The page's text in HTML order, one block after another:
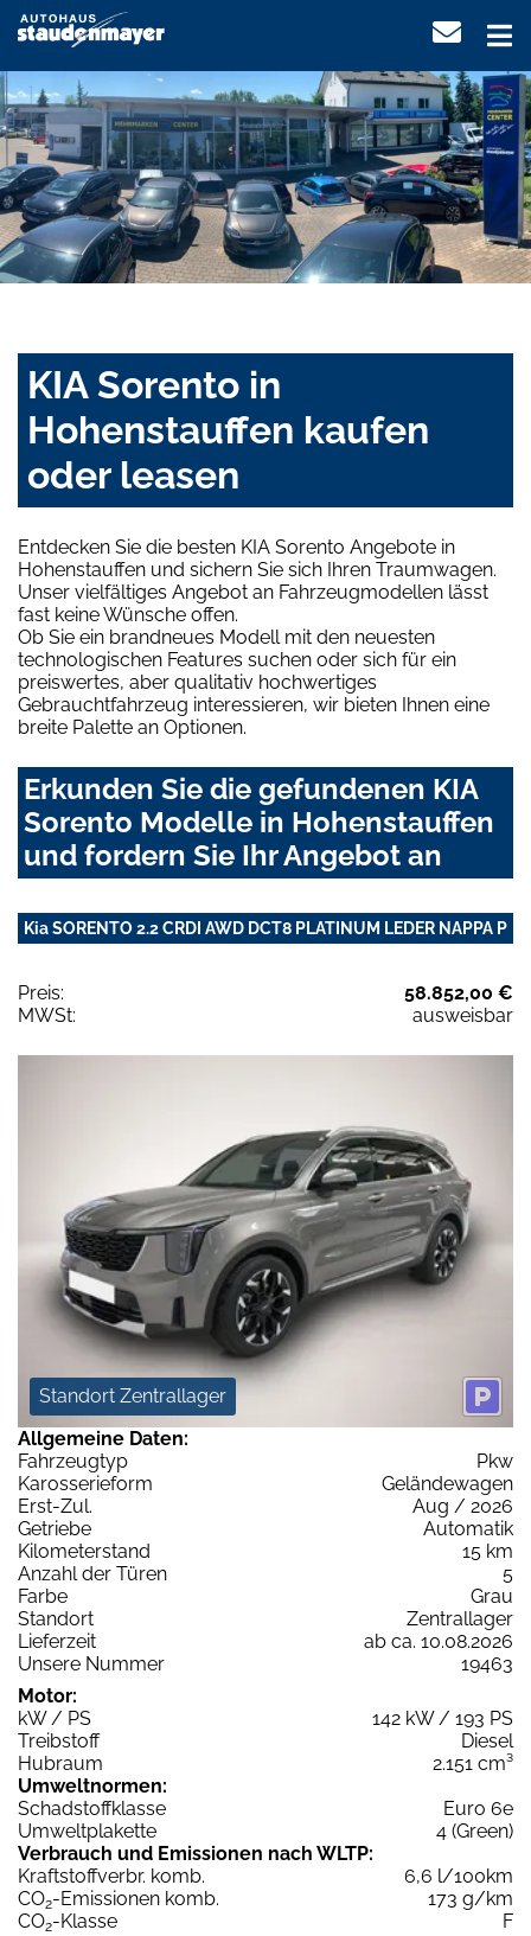
KIA Sorento in
Hohenstauffen kaufen
oder leasen
Entdecken Sie die besten KIA Sorento Angebote in
Hohenstauffen und sichern Sie sich Ihren Traumwagen.
Unser vielfältiges Angebot an Fahrzeugmodellen lässt
fast keine Wünsche offen.
Ob Sie ein brandneues Modell mit den neuesten
technologischen Features suchen oder sich für ein
preiswertes, aber qualitativ hochwertiges
Gebrauchtfahrzeug interessieren, wir bieten Ihnen eine
breite Palette an Optionen.
Erkunden Sie die gefundenen KIA
Sorento Modelle in Hohenstauffen
und fordern Sie Ihr Angebot an
Kia SORENTO 2.2 CRDI AWD DCT8 PLATINUM LEDER NAPPA P
Preis:
58.852,00 €
MWSt:
ausweisbar
Standort Zentrallager
Allgemeine Daten:
Fahrzeugtyp
Pkw
Karosserieform
Geländewagen
Erst-Zul.
Aug / 2026
Getriebe
Automatik
Kilometerstand
15 km
Anzahl der Türen
5
Farbe
Grau
Standort
Zentrallager
Lieferzeit
ab ca. 10.08.2026
Unsere Nummer
19463
Motor:
kW / PS
142 kW / 193 PS
Treibstoff
Diesel
Hubraum
2.151 cm³
Umweltnormen:
Schadstoffklasse
Euro 6e
Umweltplakette
4 (Green)
Verbrauch und Emissionen nach WLTP:
Kraftstoffverbr. komb.
6,6 l/100km
CO2-Emissionen komb.
173 g/km
CO2-Klasse
F